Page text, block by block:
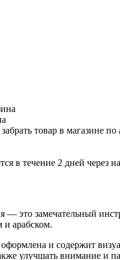
товар в магазине
в течение 2 дней
— это замечательный
и арабском.
и содержит
улучшать внимание и